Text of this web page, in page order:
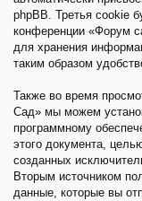
phpBB. Третья cookie
конференции «Форум
для хранения
таким образом
Также во время
Сад» мы можем
программному
этого документа,
созданных
Вторым источником
данные, которые вы